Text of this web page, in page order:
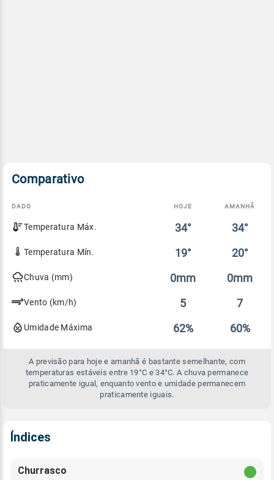
Comparativo
Comparativo
entre
previsão
hoje
DADO HOJE AMANHÃ
Temperatura Máx. 34° 34°
Temperatura Mín. 19° 20°
Chuva (mm) 0mm 0mm
Vento (km/h) 5 7
Umidade Máxima 62% 60%
A previsão para hoje e amanhã é bastante semelhante, com
temperaturas estáveis entre 19°C e 34°C. A chuva permanece
praticamente igual, enquanto vento e umidade permanecem
praticamente iguais.
Índices
Churrasco